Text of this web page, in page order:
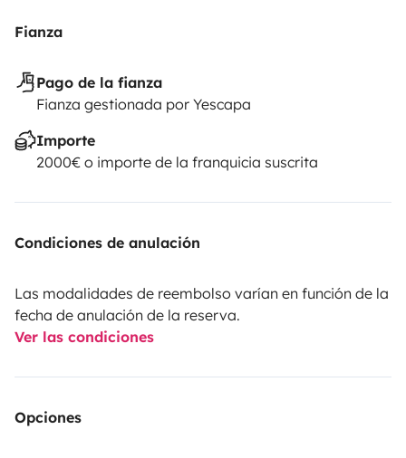
Fianza
Pago de la fianza
Fianza gestionada por Yescapa
Importe
2000€ o importe de la franquicia suscrita
Condiciones de anulación
Las modalidades de reembolso varían en función de la
fecha de anulación de la reserva.
Ver las condiciones
Opciones